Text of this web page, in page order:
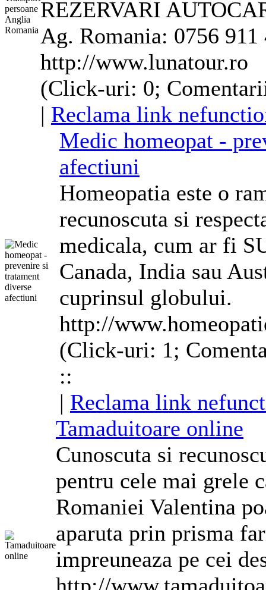
REZERVARI
Ag. Romania: 0756 911
http://www.lunatour.ro
(Click-uri: 0;
| Reclama link
Medic homeopat -
afectiuni
Homeopatia este o
recunoscuta si
medicala, cum ar fi
Canada, India sau
cuprinsul globului.
http://
(Click-uri: 1;
::
| Reclama link
Tamaduitoare online
Cunoscuta si
pentru cele mai grele
Romaniei Valentina
aparuta prin prisma
impreuneaza pe cei